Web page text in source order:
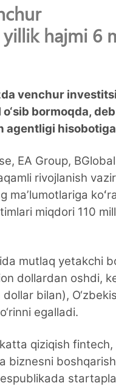
hajmi 6
venchur
bormoqda,
agentligi
EA Group, BGlobal
rivojlanish
maʼlumotlariga
miqdori 110
mutlaq yetakchi
dollardan oshdi,
dollar bilan),
egalladi.
qiziqish fintech,
biznesni boshqarish